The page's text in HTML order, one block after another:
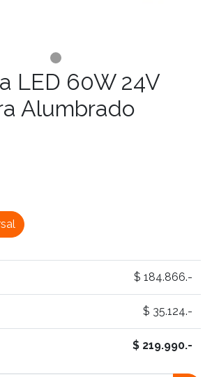
LED 60W 24V
Alumbrado
$ 184.866.-
$ 35.124.-
$ 219.990.-